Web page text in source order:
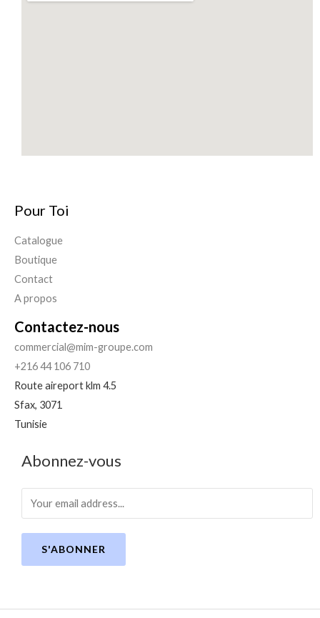
Pour Toi
Catalogue
Boutique
Contact
A propos
Contactez-nous
commercial@mim-groupe.com
+216 44 106 710
Route aireport klm 4.5
Sfax, 3071
Tunisie
Abonnez-vous
S'ABONNER